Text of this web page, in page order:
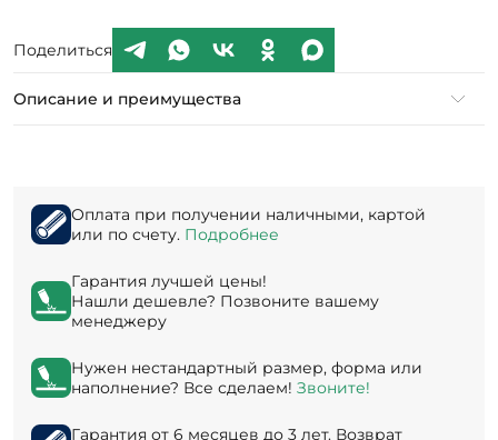
Поделиться
Описание и преимущества
Оплата при получении наличными, картой
или по счету. Подробнее
Гарантия лучшей цены!
Нашли дешевле? Позвоните вашему
менеджеру
Нужен нестандартный размер, форма или
наполнение? Все сделаем! Звоните!
Гарантия от 6 месяцев до 3 лет. Возврат